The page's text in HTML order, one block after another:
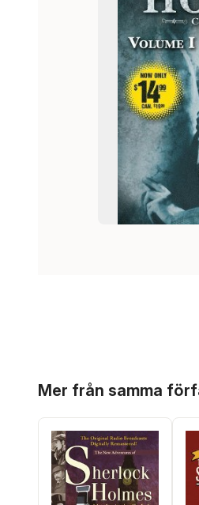
Mer från samma